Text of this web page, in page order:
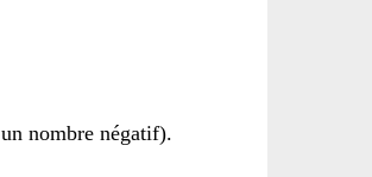
un nombre négatif).